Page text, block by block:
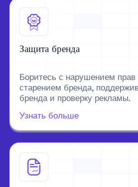
Защита бренда
Боритесь с нарушением прав
старением бренда,
бренда и проверку рекламы.
Узнать больше